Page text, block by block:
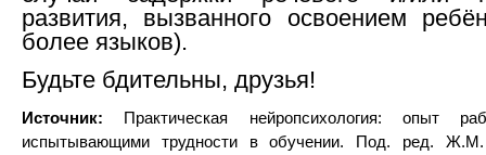
развития, вызванного освоением
более языков).
Будьте бдительны, друзья!
Источник: Практическая нейропсихология: опыт
испытывающими трудности в обучении. Под. ред.